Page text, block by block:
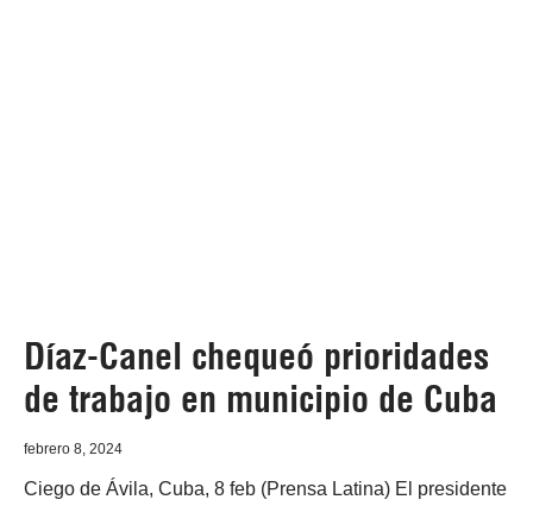
Díaz-Canel chequeó prioridades
de trabajo en municipio de Cuba
febrero 8, 2024
Ciego de Ávila, Cuba, 8 feb (Prensa Latina) El presidente